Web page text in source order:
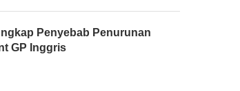
Penyebab Penurunan
GP Inggris